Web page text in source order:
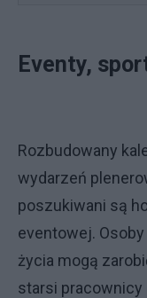
Eventy,
Rozbudowany
wydarzeń
poszukiwani są
eventowej.
życia mogą
starsi pracownicy